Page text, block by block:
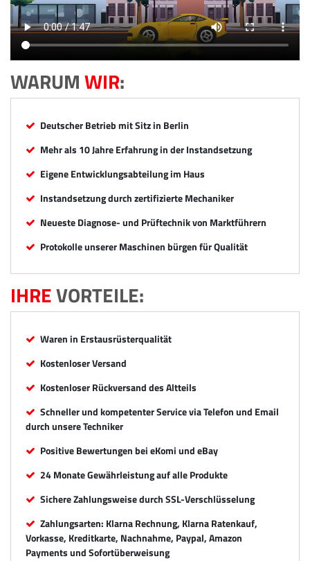
WARUMWIR:
Deutscher Betrieb mit Sitz in Berlin
Mehr als 10 Jahre Erfahrung in der Instandsetzung
Eigene Entwicklungsabteilung im Haus
Instandsetzung durch zertifizierte Mechaniker
Neueste Diagnose- und Prüftechnik von Marktführern
Protokolle unserer Maschinen bürgen für Qualität
IHREVORTEILE:
Waren in Erstausrüsterqualität
Kostenloser Versand
Kostenloser Rückversand des Altteils
Schneller und kompetenter Service via Telefon und Email
durch unsere Techniker
Positive Bewertungen bei eKomi und eBay
24 Monate Gewährleistung auf alle Produkte
Sichere Zahlungsweise durch SSL-Verschlüsselung
Zahlungsarten: Klarna Rechnung, Klarna Ratenkauf,
Vorkasse, Kreditkarte, Nachnahme, Paypal, Amazon
Payments und Sofortüberweisung